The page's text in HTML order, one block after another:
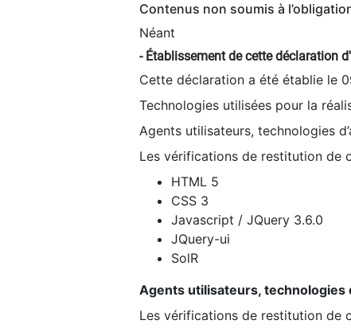
Contenus non soumis à
Néant
- Établissement de cette déclaration
Cette déclaration a été établie le
Technologies utilisées pour la
Agents utilisateurs, technologies
Les vérifications de restitution de
HTML 5
CSS 3
Javascript / JQuery 3.6.0
JQuery-ui
SolR
Agents utilisateurs, technologies
Les vérifications de restitution de